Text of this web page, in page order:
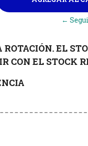
←
ROTACIÓN. EL
CON EL STOCK